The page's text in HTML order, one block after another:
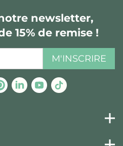
newsletter,
15% de remise !
M'INSCRIRE